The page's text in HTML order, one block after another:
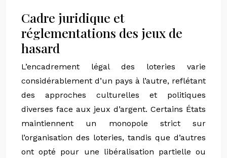
Cadre juridique et
réglementations des jeux de
hasard
L’encadrement légal des loteries varie
considérablement d’un pays à l’autre, reflétant
des approches culturelles et politiques
diverses face aux jeux d’argent. Certains États
maintiennent un monopole strict sur
l’organisation des loteries, tandis que d’autres
ont opté pour une libéralisation partielle ou